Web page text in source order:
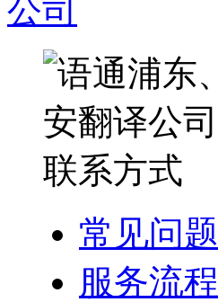
常见问题
服务流程